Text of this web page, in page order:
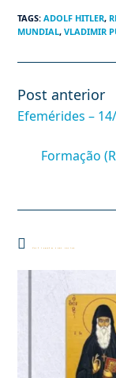
TAGS:ADOLF HITLER,
MUNDIAL, VLADIMIR
Leia
artigos
Post anterior
Efemérides –
Formação